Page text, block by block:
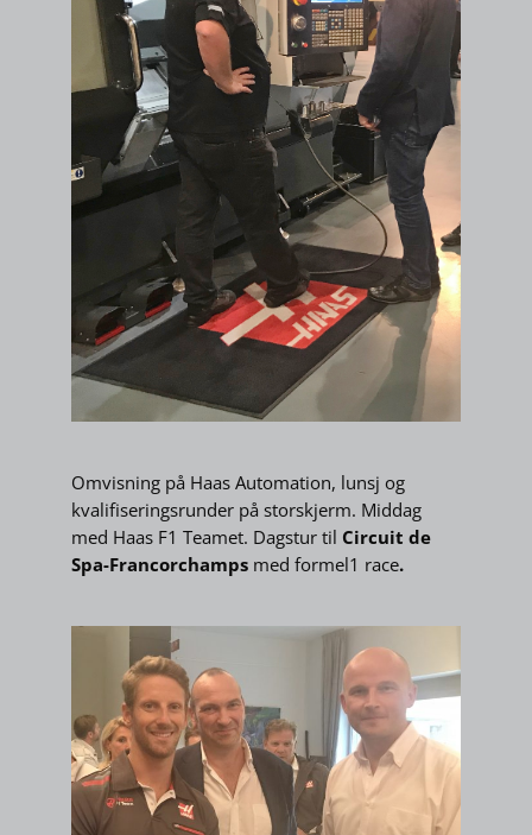
Omvisning på Haas Automation, lunsj og
kvalifiseringsrunder på storskjerm. Middag
med Haas F1 Teamet. Dagstur til Circuit de
Spa-Francorchamps med formel1 race.